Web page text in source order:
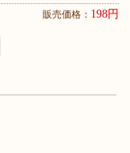
販売価格： 198円